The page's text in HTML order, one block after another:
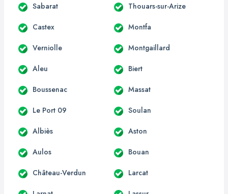
Sabarat Thouars-sur-Arize
Castex Montfa
Verniolle Montgaillard
Aleu Biert
Boussenac Massat
Le Port 09 Soulan
Albiès Aston
Aulos Bouan
Château-Verdun Larcat